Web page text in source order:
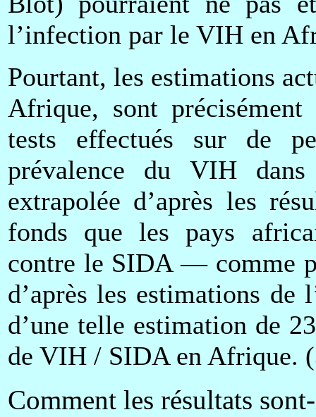
l’infection par le VIH en
Pourtant, les estimations
Afrique, sont
tests effectués sur de
prévalence du VIH
extrapolée d’après les
fonds que les pays
contre le SIDA — comme
d’après les estimations
d’une telle estimation de
de VIH / SIDA en Afrique.
Comment les résultats